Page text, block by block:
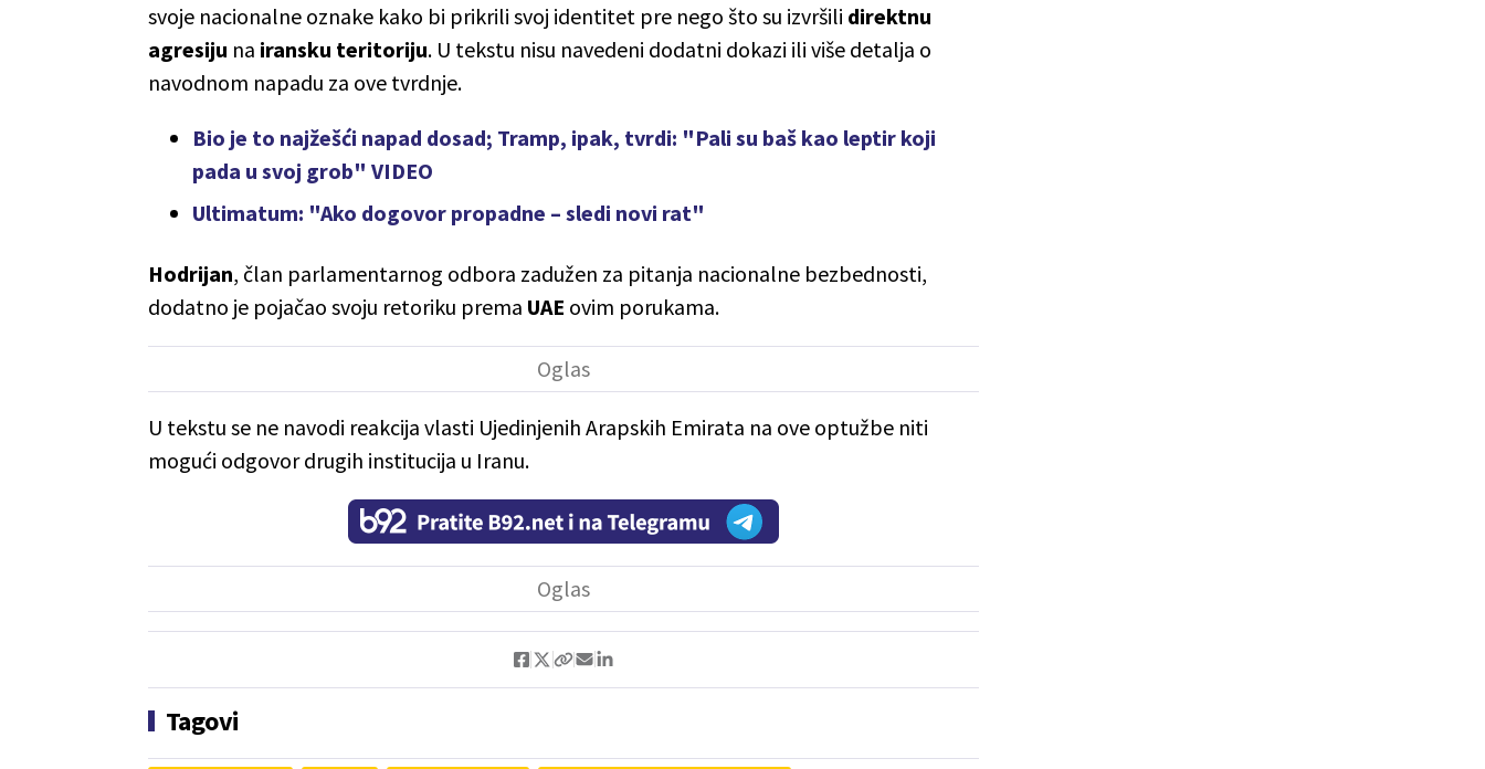
svoje nacionalne oznake kako bi prikrili svoj identitet pre nego što su izvršili direktnu
agresiju na iransku teritoriju. U tekstu nisu navedeni dodatni dokazi ili više detalja o
navodnom napadu za ove tvrdnje.
Bio je to najžešći napad dosad; Tramp, ipak, tvrdi: "Pali su baš kao leptir koji
pada u svoj grob" VIDEO
Ultimatum: "Ako dogovor propadne – sledi novi rat"
Hodrijan, član parlamentarnog odbora zadužen za pitanja nacionalne bezbednosti,
dodatno je pojačao svoju retoriku prema UAE ovim porukama.
U tekstu se ne navodi reakcija vlasti Ujedinjenih Arapskih Emirata na ove optužbe niti
mogući odgovor drugih institucija u Iranu.
Tagovi